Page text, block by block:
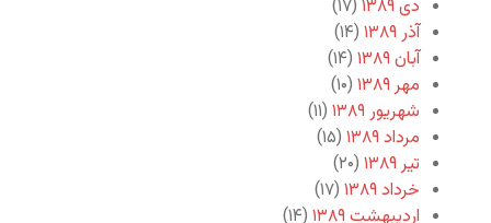
دی ۱۳۸۹
(۱۷)
آذر ۱۳۸۹
(۱۴)
آبان ۱۳۸۹
(۱۴)
مهر ۱۳۸۹
(۱۰)
شهریور ۱۳۸۹
(۱۱)
مرداد ۱۳۸۹
(۱۵)
تیر ۱۳۸۹
(۲۰)
خرداد ۱۳۸۹
(۱۷)
اردیبهشت ۱۳۸۹
(۱۴)